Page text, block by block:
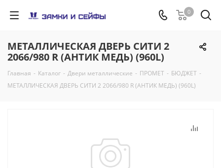
0
МЕТАЛЛИЧЕСКАЯ ДВЕРЬ СИТИ 2
2066/980 R (АНТИК МЕДЬ) (960L)
Главная - Каталог - Двери металлические - ПРОМЕТ - БЮДЖЕТ -
МЕТАЛЛИЧЕСКАЯ ДВЕРЬ СИТИ 2 2066/980 R (АНТИК МЕДЬ) (960L)